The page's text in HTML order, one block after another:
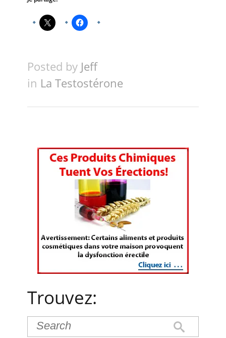
Posted by Jeff
in La Testostérone
Trouvez: